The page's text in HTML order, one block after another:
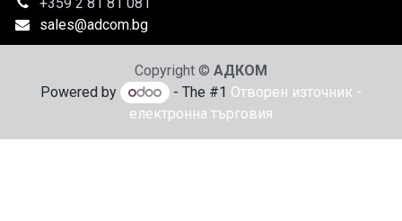
sales@adcom.bg
Copyright © АДКОМ
Powered by
- The #1 Отворен източник -
електронна търговия